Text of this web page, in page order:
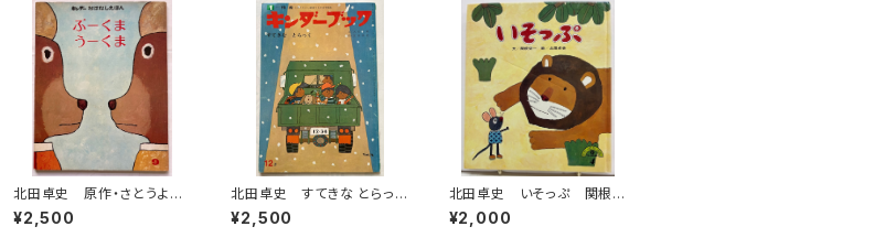
北田卓史 原作・さとうよし
み 文・稗田宰子 ぷーくま
うーくま キンダーおはなし
¥2,500
北田卓史 すてきな とらっ
く 大石真 キンダーブック1
3集９編12号 1976年 フ
¥2,500
北田卓史 いそっぷ 関根
栄一 1980年 初版 チャ
イルド本社
¥2,000